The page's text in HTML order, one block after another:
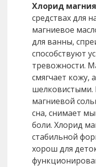
Хлорид
средствах для
магниевое
для ванны,
способствуют
тревожности.
смягчает кожу,
шелковистыми.
магниевой
сна, снимает
боли. Хлорид
стабильной
хорош для